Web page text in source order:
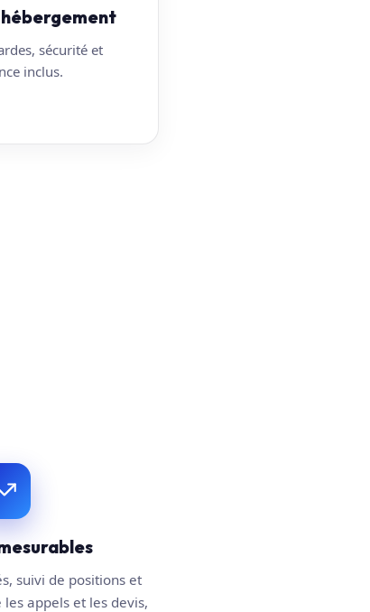
sécurité et
inclus.
suivi de positions et
appels et les devis,